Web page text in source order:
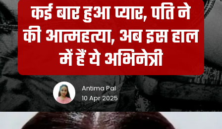
कई बार हुआ प्यार, पति ने
की आत्महत्या, अब इस हाल
में हैं ये अभिनेत्री
Antima Pal
10 Apr 2025